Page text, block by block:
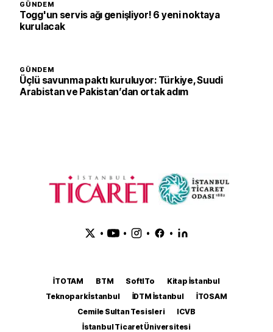
GÜNDEM
Togg'un servis ağı genişliyor! 6 yeni noktaya
kurulacak
GÜNDEM
Üçlü savunma paktı kuruluyor: Türkiye, Suudi
Arabistan ve Pakistan’dan ortak adım
• • • •
İTOTAM BTM SoftITo
Kitap İstanbul
Teknopark İstanbul
İDTM İstanbul
İTOSAM
Cemile Sultan Tesisleri
ICVB
İstanbul Ticaret Üniversitesi